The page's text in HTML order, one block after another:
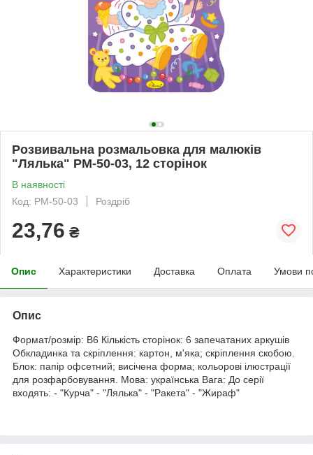
Розвивальна розмальовка для малюків
"Лялька" РМ-50-03, 12 сторінок
В наявності
Код: РМ-50-03
Роздріб
23,76 ₴
Опис Характеристики Доставка Оплата Умови
Опис
Формат/розмір: В6 Кількість сторінок: 6 запечатаних аркушів
Обкладинка та скріплення: картон, м'яка; скріплення скобою.
Блок: папір офсетний; висічена форма; кольорові ілюстрації
для розфарбовування. Мова: українська Вага: До серії
входять: - "Курча" - "Лялька" - "Ракета" - "Жираф"